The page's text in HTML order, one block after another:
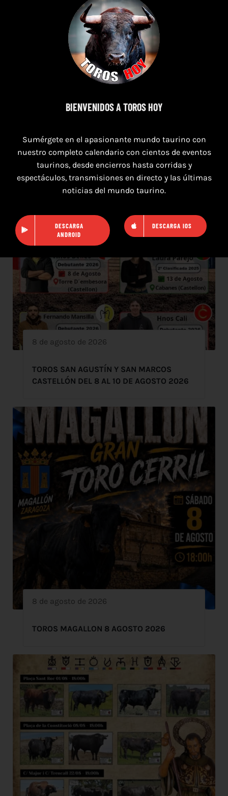
8 de agosto de 2026
TOROS SAN AGUSTÍN Y SAN MARCOS
CASTELLÓN DEL 8 AL 10 DE AGOSTO 2026
8 de agosto de 2026
TOROS MAGALLON 8 AGOSTO 2026
BIENVENIDOS A TOROS HOY
Sumérgete en el apasionante mundo taurino con
nuestro completo calendario con cientos de eventos
taurinos, desde encierros hasta corridas y
espectáculos, transmisiones en directo y las últimas
noticias del mundo taurino.
DESCARGA
ANDROID
DESCARGA IOS